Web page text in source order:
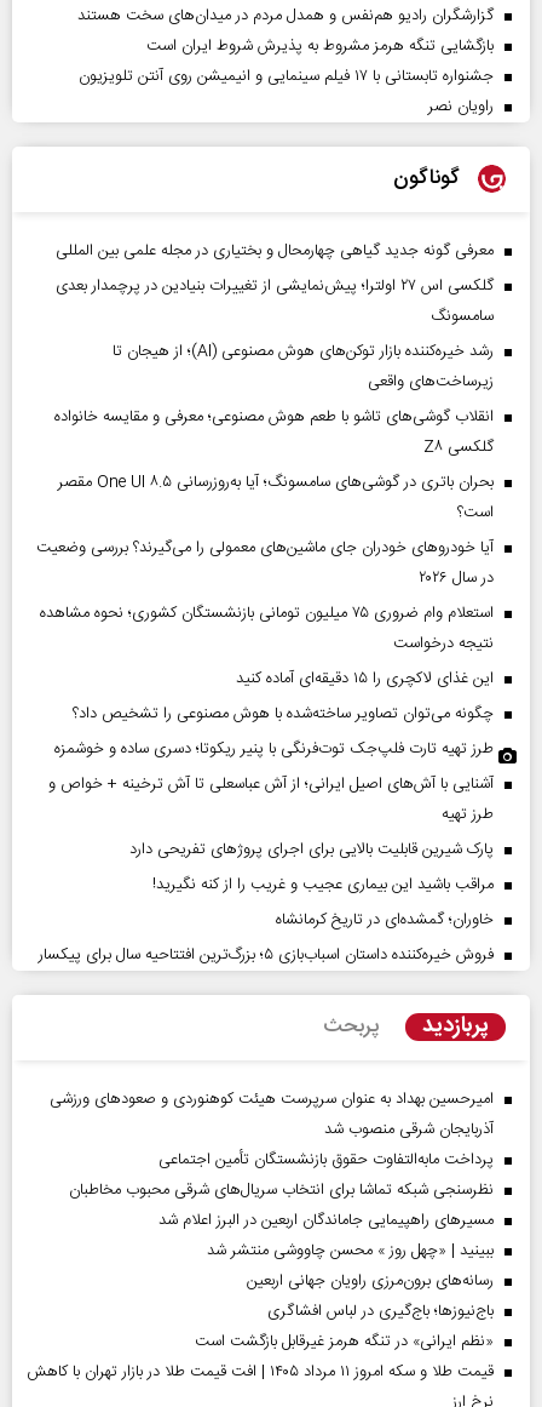
گزارشگران رادیو هم‌نفس و همدل مردم در میدان‌های سخت هستند
بازگشایی تنگه هرمز مشروط به پذیرش شروط ایران است
جشنواره تابستانی با ۱۷ فیلم سینمایی و انیمیشن روی آنتن تلویزیون
راویان نصر
گوناگون
معرفی گونه جدید گیاهی چهارمحال و بختیاری در مجله علمی بین المللی
گلکسی اس ۲۷ اولترا؛ پیش‌نمایشی از تغییرات بنیادین در پرچمدار بعدی
سامسونگ
رشد خیره‌کننده بازار توکن‌های هوش مصنوعی (AI)؛ از هیجان تا
زیرساخت‌های واقعی
انقلاب گوشی‌های تاشو‌ با طعم هوش مصنوعی؛ معرفی و مقایسه خانواده
گلکسی Z۸
بحران باتری در گوشی‌های سامسونگ؛ آیا به‌روزرسانی One UI ۸.۵ مقصر
است؟
آیا خودروهای خودران جای ماشین‌های معمولی را می‌گیرند؟ بررسی وضعیت
در سال ۲۰۲۶
استعلام وام ضروری ۷۵ میلیون تومانی بازنشستگان کشوری؛ نحوه مشاهده
نتیجه درخواست
این غذای لاکچری را ۱۵ دقیقه‌ای آماده کنید
چگونه می‌توان تصاویر ساخته‌شده با هوش مصنوعی را تشخیص داد؟
طرز تهیه تارت فلپ‌جک توت‌فرنگی با پنیر ریکوتا؛ دسری ساده و خوشمزه
آشنایی با آش‌های اصیل ایرانی؛ از آش عباسعلی تا آش ترخینه + خواص و
طرز تهیه
پارک شیرین قابلیت‌ بالایی برای اجرای پروژهای تفریحی دارد
مراقب باشید این بیماری عجیب و غریب را از کنه نگیرید!
خاوران؛ گمشده‌ای در تاریخ کرمانشاه
فروش خیره‌کننده داستان اسباب‌بازی ۵؛ بزرگ‌ترین افتتاحیه سال برای پیکسار
پربازدید پربحث
امیرحسین بهداد به عنوان سرپرست هیئت کوهنوردی و صعودهای ورزشی
آذربایجان شرقی منصوب شد
پرداخت مابه‌التفاوت حقوق بازنشستگان تأمین اجتماعی
نظرسنجی شبکه تماشا برای انتخاب سریال‌های شرقی محبوب مخاطبان
مسیر‌های راهپیمایی جاماندگان اربعین در البرز اعلام شد
ببینید | «چهل روز » محسن چاووشی منتشر شد
رسانه‌های برون‌مرزی راویان جهانی اربعین
باج‌نیوزها؛ باج‌گیری در لباس افشاگری
«نظم ایرانی» در تنگه هرمز غیرقابل بازگشت است
قیمت طلا و سکه امروز ۱۱ مرداد ۱۴۰۵ | افت قیمت طلا در بازار تهران با کاهش